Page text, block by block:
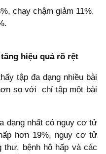
chạy chậm giảm 11%.
hiệu quả rõ rệt
tập đa dạng nhiều bài
so với chỉ tập một bài
dạng nhất có nguy cơ tử
hơn 19%, nguy cơ tử
thư, bệnh hô hấp và các